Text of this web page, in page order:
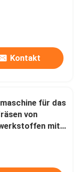
Kontakt
für das
von
mit